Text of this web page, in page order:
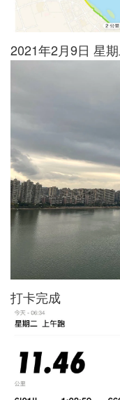
2021年2月9日 星
打卡完成